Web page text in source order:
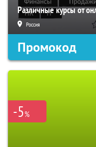
Различные курсы от
Россия
Промокод
-5%